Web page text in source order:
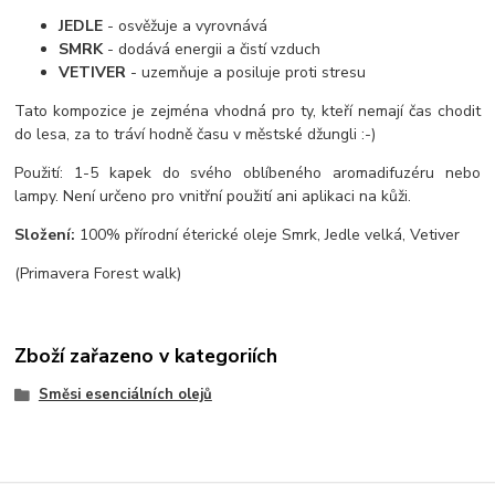
JEDLE - osvěžuje a vyrovnává
SMRK- dodává energii a čistí vzduch
VETIVER - uzemňuje a posiluje proti stresu
Tato kompozice je zejména vhodná pro ty, kteří nemají čas chodit
do lesa, za to tráví hodně času v městské džungli :-)
Použití: 1-5 kapek do svého oblíbeného aromadifuzéru nebo
lampy. Není určeno pro vnitřní použití ani aplikaci na kůži.
Složení: 100% přírodní éterické oleje Smrk, Jedle velká, Vetiver
(Primavera Forest walk)
Zboží zařazeno v kategoriích
Směsi esenciálních olejů